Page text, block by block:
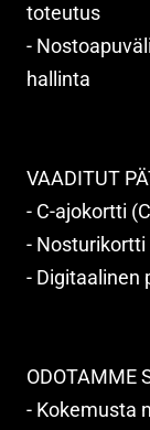
toteutus
-
hallinta
VAADITUT
- C-ajokortti
- Nosturikortti
- Digitaalinen
ODOTAMME
- Kokemusta